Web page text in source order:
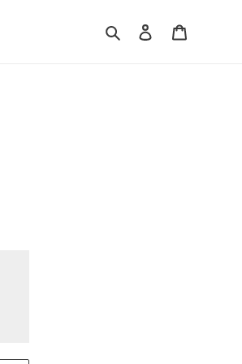
Buscar Ingresar